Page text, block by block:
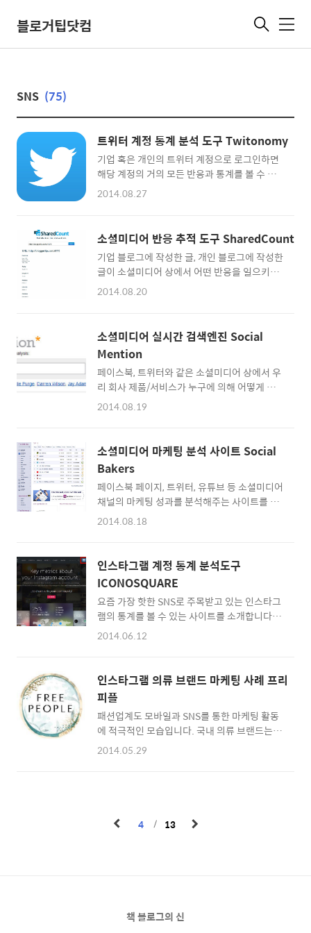
블로거팁닷컴 메
SNS (75)
트위터 계정 통계 분석 도구 Twitonomy
기업 혹은 개인의 트위터 계정으로 로그인하면
해당 계정의 거의 모든 반응과 통계를 볼 수 있
는 곳입니다. 회원가입을 따로 할 필요가 없으며
멘션 수/답글 수/링크 수/즐겨찾기 된 트윗 수
등 내 트위터 계정에 일어난 반응을 자세히 볼
수 있습니다. 가장 많이 리트윗해 준 사용자/가
장 멘션을 많이 한 사용자/가장 많이 사용된 해
쉬태그도 표시됩니다. 가장 많이 리트윗된 트
모든 것을 볼 수 있습니다. Twitonomy 바로가
기 http://www.twitonomy.com/ 'Sign in'
버튼을 클릭하세요. 트위터 로그인 버튼이..
2014.08.27
소셜미디어 반응 추적 도구 SharedCount
기업 블로그에 작성한 글, 개인 블로그에 작성한
글이 소셜미디어 상에서 어떤 반응을 일으키고
있는지 확인할 수 있는 사이트를 소개합니다. 쉐
위터 트윗 수, 구글 플러스 공유 수, 핀터레스트
핀 수, 링크드인 쉐어 수, 딜리셔스 북마크 수, 스
텀블어폰 스텀블 수를 볼 수 있습니다. 저는 제
블로그에서 가장 많은 사람들이 봤다고 생각하
는 글 '유시민이 말하는 글을 잘 쓰는 방
법'(http://bloggertip.com/4175)을 조회해
것으로 추정하고는 있었지만 이 정도로 많은 공
유가 일어난 줄은 몰랐습니다. 페이스북 좋아요
..
2014.08.20
소셜미디어 실시간 검색엔진 Social
Mention
페이스북, 트위터와 같은 소셜미디어 상에서 우
리 회사 제품/서비스가 누구에 의해 어떻게 이
야기되고 있는지 궁금할 때 소셜 멘션을 이용해
사용자가 만들어낸 콘텐츠를 검색해주며 플랫
폼별 검색도 지원합니다. 블로그, 마이크로블로
그, 북마크, 덧글, 이벤트, 이미지, 뉴스, 비디오,
오디오, Q&A 등 세분화된 검색옵션 또한 제공
합니다. 예를들어 북마크 검색을 하면 우리 회사
제품에 관해 어떤 정보가 즐겨찾기 되고 있는지
검색기능을 제공하면 어떤 모습일까요? Social
Mention 바로가기
http://socialmention.com..
2014.08.19
소셜미디어 마케팅 분석 사이트 Social
Bakers
페이스북 페이지, 트위터, 유튜브 등 소셜미디어
채널의 마케팅 성과를 분석해주는 사이트를 소
개합니다. 소셜 베이커스(Social Bakers) 페이
페이스북 페이지 주소만 입력하면 특정 브랜드
의 간단한 페이스북 활동 리포트도 볼 수 있습니
다. 한국에서 가장 유명세를 타고 있는 페이스북
게시글도 보여줍니다. 소셜 베이커스 바로가기
http://www.socialbakers.com/ 한국의 페
이스북 통계를 열어봤습니다. 브랜드는 별로 볼
세의 연령층이 페이스북의 주 사용층이라는 것
을 알 수 있습니다. 오른쪽 성비 그래프를 ..
2014.08.18
인스타그램 계정 통계 분석도구
ICONOSQUARE
요즘 가장 핫한 SNS로 주목받고 있는 인스타그
램의 통계를 볼 수 있는 사이트를 소개합니다.
기업 인스타그램 계정의 성과를 측정할 때 이용
비밀번호만 입력하면 상세한 통계를 볼 수 있습
니다. 팔로워 분석, 활동 성장 그래프, 최고 인기
미디어, 코멘트 보기 등 인스타그램 계정 통계를
친절하게 보여줍니다. 기업의 온라인/디지털 마
케팅 담당자에게 추천합니다. ICONOSQUARE
http://iconosquare.com/ 우측 상단의 로그
2014.06.12
인스타그램 의류 브랜드 마케팅 사례 프리
피플
패션업계도 모바일과 SNS를 통한 마케팅 활동
에 적극적인 모습입니다. 국내 의류 브랜드는 패
션블로거를 초청하는 행사를 갖기도 하고 어떤
램과 자사 홈페이지를 연동한 프로모션을 진행
했습니다. 각각의 의류에 고유의 해시태그를 적
내용이 적힌 카드를 함께 발송했다고 합니다. 관
2014.05.29
4 13
책 블로그의 신